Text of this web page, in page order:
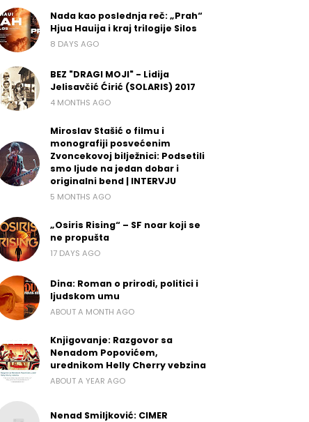
Nada kao poslednja reč: „Prah“
Hjua Hauija i kraj trilogije Silos
8 DAYS AGO
BEZ "DRAGI MOJI" - Lidija
Jelisavčić Ćirić (SOLARIS) 2017
4 MONTHS AGO
Miroslav Stašić o filmu i
monografiji posvećenim
Zvoncekovoj bilježnici: Podsetili
smo ljude na jedan dobar i
originalni bend | INTERVJU
5 MONTHS AGO
„Osiris Rising“ – SF noar koji se
ne propušta
17 DAYS AGO
Dina: Roman o prirodi, politici i
ljudskom umu
ABOUT A MONTH AGO
Knjigovanje: Razgovor sa
Nenadom Popovićem,
urednikom Helly Cherry vebzina
ABOUT A YEAR AGO
Nenad Smiljković: CIMER